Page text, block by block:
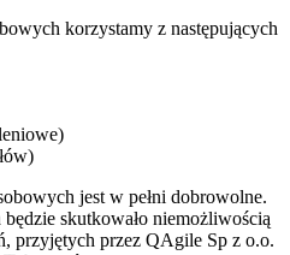
korzystamy z następujących
jest w pełni dobrowolne.
skutkowało niemożliwością
przyjętych przez QAgile Sp z o.o.